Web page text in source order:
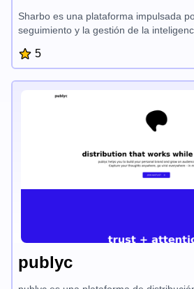
Sharbo es una plataforma impulsada
seguimiento y la gestión de la
la investigación y los informes, y
escalable a los datos de los
mantener una ventaja competitiva.
5
publyc